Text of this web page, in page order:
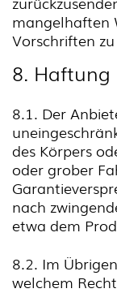
mangelhaften
Vorschriften
8. Haftung
8.1. Der
des Körpers
oder grober
nach
etwa dem
8.2. Im
welchem